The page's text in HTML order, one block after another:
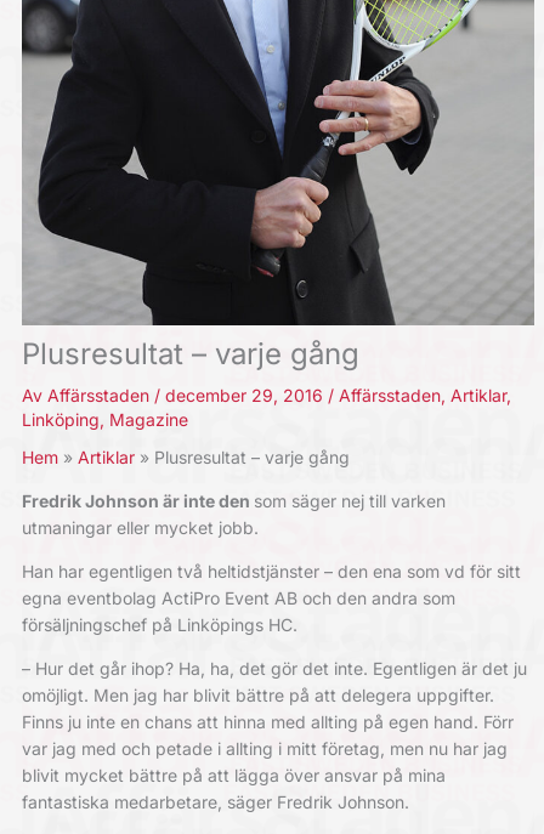
Plusresultat – varje gång
Av Affärsstaden / december 29, 2016 / Affärsstaden, Artiklar,
Linköping, Magazine
Hem
Artiklar Plusresultat – varje gång
Fredrik Johnson är inte den som säger nej till varken
utmaningar eller mycket jobb.
Han har egentligen två heltidstjänster – den ena som vd för sitt
egna eventbolag ActiPro Event AB och den andra som
försäljningschef på Linköpings HC.
– Hur det går ihop? Ha, ha, det gör det inte. Egentligen är det ju
omöjligt. Men jag har blivit bättre på att delegera uppgifter.
Finns ju inte en chans att hinna med allting på egen hand. Förr
var jag med och petade i allting i mitt företag, men nu har jag
blivit mycket bättre på att lägga över ansvar på mina
fantastiska medarbetare, säger Fredrik Johnson.